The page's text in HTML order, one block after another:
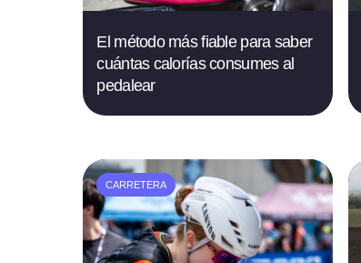
El método más fiable para saber
cuántas calorías consumes al
pedalear
CARRETERA